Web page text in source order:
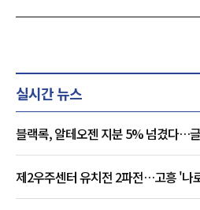
실시간 뉴스
블랙록, 알테오젠 지분 5% 넘겼다…
제2우주센터 유치전 2파전…고흥 '나